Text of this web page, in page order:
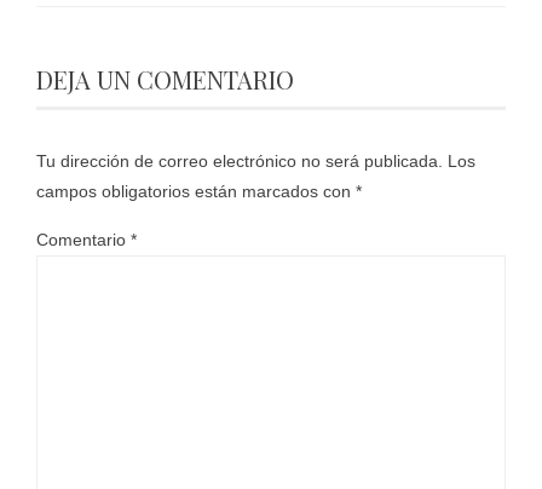
DEJA UN COMENTARIO
Tu dirección de correo electrónico no será publicada.
Los
campos obligatorios están marcados con *
Comentario *